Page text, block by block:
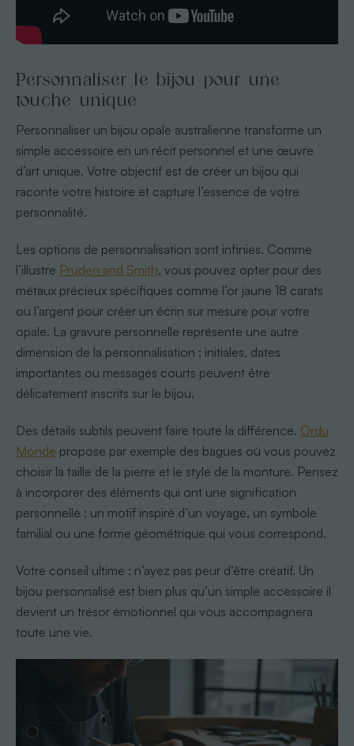
Personnaliser le bijou pour une
touche unique
Personnaliser un bijou opale australienne transforme un
simple accessoire en un récit personnel et une œuvre
d’art unique. Votre objectif est de créer un bijou qui
raconte votre histoire et capture l’essence de votre
personnalité.
Les options de personnalisation sont infinies. Comme
l’illustre Pruden and Smith, vous pouvez opter pour des
métaux précieux spécifiques comme l’or jaune 18 carats
ou l’argent pour créer un écrin sur mesure pour votre
opale. La gravure personnelle représente une autre
dimension de la personnalisation : initiales, dates
importantes ou messages courts peuvent être
délicatement inscrits sur le bijou.
Des détails subtils peuvent faire toute la différence. Ordu
Monde propose par exemple des bagues où vous pouvez
choisir la taille de la pierre et le style de la monture. Pensez
à incorporer des éléments qui ont une signification
personnelle : un motif inspiré d’un voyage, un symbole
familial ou une forme géométrique qui vous correspond.
Votre conseil ultime : n’ayez pas peur d’être créatif. Un
bijou personnalisé est bien plus qu’un simple accessoire il
devient un trésor émotionnel qui vous accompagnera
toute une vie.